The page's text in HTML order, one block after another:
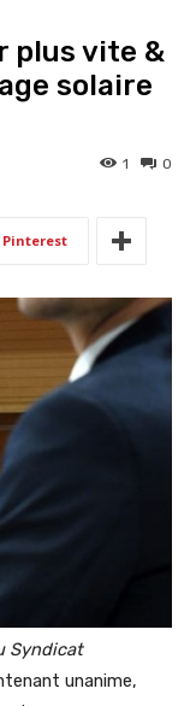
plus vite &
solaire
0
1
Pinterest
Syndicat
unanime,